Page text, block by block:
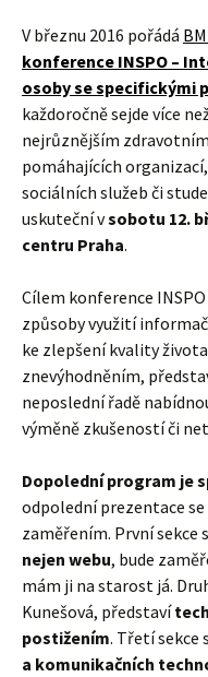
V březnu 2016 pořádá
konference INSPO –
osoby se specifickými
každoročně sejde více
nejrůznějším
pomáhajících
sociálních služeb či
uskuteční vsobotu 12.
centru Praha.
Cílem konference
způsoby využití
ke zlepšení kvality
znevýhodněním,
neposlední řadě
výměně zkušeností či
Dopolední program je
odpolední prezentace
zaměřením. První sekce
nejen webu, bude
mám ji na starost já.
Kunešová, představí
postižením. Třetí sekce
a komunikačních